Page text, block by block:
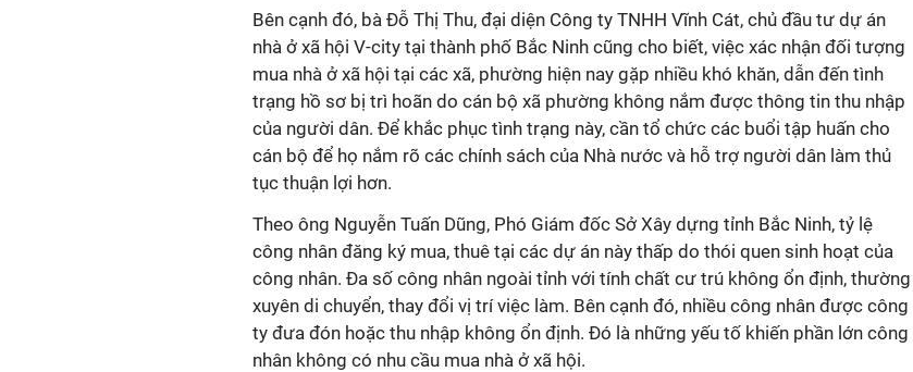
Bên cạnh đó, bà Đỗ Thị Thu, đại diện Công ty TNHH Vĩnh Cát, chủ đầu tư dự án
nhà ở xã hội V-city tại thành phố Bắc Ninh cũng cho biết, việc xác nhận đối tượng
mua nhà ở xã hội tại các xã, phường hiện nay gặp nhiều khó khăn, dẫn đến tình
trạng hồ sơ bị trì hoãn do cán bộ xã phường không nắm được thông tin thu nhập
của người dân. Để khắc phục tình trạng này, cần tổ chức các buổi tập huấn cho
cán bộ để họ nắm rõ các chính sách của Nhà nước và hỗ trợ người dân làm thủ
tục thuận lợi hơn.
Theo ông Nguyễn Tuấn Dũng, Phó Giám đốc Sở Xây dựng tỉnh Bắc Ninh, tỷ lệ
công nhân đăng ký mua, thuê tại các dự án này thấp do thói quen sinh hoạt của
công nhân. Đa số công nhân ngoài tỉnh với tính chất cư trú không ổn định, thường
xuyên di chuyển, thay đổi vị trí việc làm. Bên cạnh đó, nhiều công nhân được công
ty đưa đón hoặc thu nhập không ổn định. Đó là những yếu tố khiến phần lớn công
nhân không có nhu cầu mua nhà ở xã hội.